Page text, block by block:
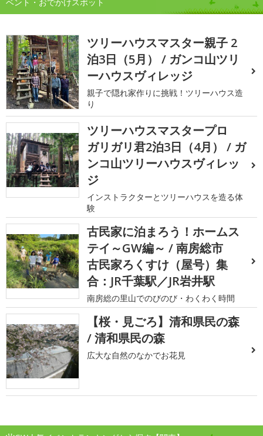
ツリーハウスマスター親子 2
泊3日（5月） / ガンコ山ツリ
ーハウスヴィレッジ
親子で隠れ家作りに挑戦！ツリーハウス造
り
ツリーハウスマスタープロ
ガリガリ君2泊3日（4月） / ガ
ンコ山ツリーハウスヴィレッ
ジ
インストラクターとツリーハウスを造る体
験
古民家に泊まろう！ホームス
テイ～GW編～ / 南房総市
古民家ろくすけ（屋号）集
合：JR千葉駅／JR岩井駅
南房総の里山でのびのび・わくわく時間
【桜・見ごろ】清和県民の森
/ 清和県民の森
広大な自然のなかでお花見